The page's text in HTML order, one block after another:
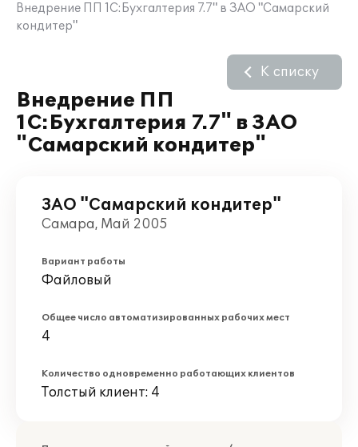
Внедрение ПП 1C:Бухгалтерия 7.7" в ЗАО "Самарский
кондитер"
Внедрение ПП
1C:Бухгалтерия 7.7" в ЗАО
"Самарский кондитер"
К списку
ЗАО "Самарский кондитер"
Самара, Май 2005
Вариант работы
Файловый
Общее число автоматизированных рабочих мест
4
Количество одновременно работающих клиентов
Толстый клиент: 4